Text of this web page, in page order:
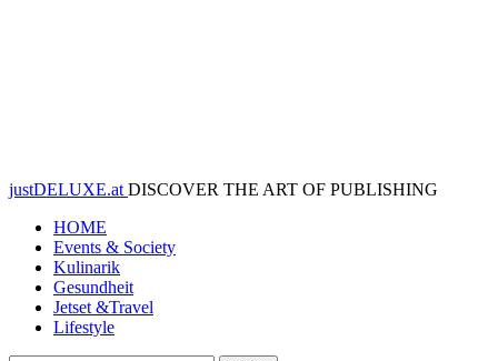
justDELUXE.at DISCOVER THE ART OF PUBLISHING
HOME
Events & Society
Kulinarik
Gesundheit
Jetset &Travel
Lifestyle